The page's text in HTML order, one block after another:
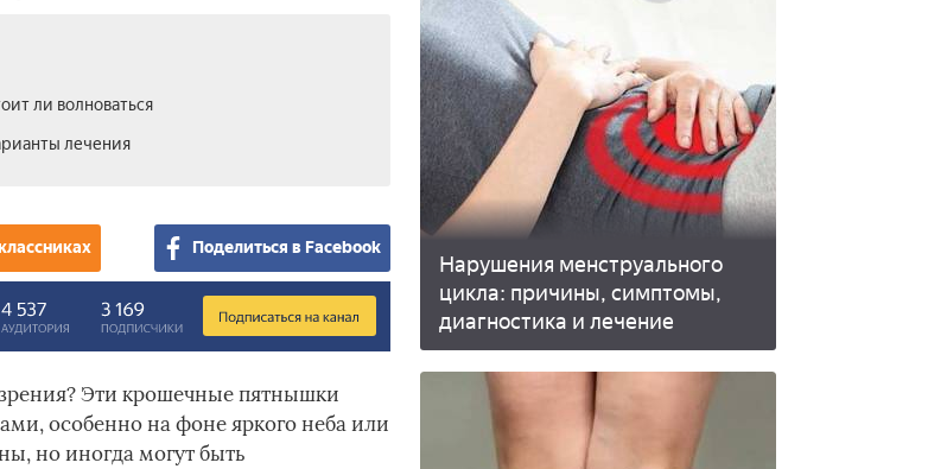
ли волноваться
лечения
Поделиться в Facebook
Эти крошечные пятнышки
особенно на фоне яркого неба или
но иногда могут быть
Нарушения менструального
цикла: причины, симптомы,
диагностика и лечение